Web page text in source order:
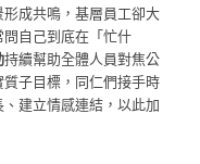
成共鳴，基層員工卻大
自己到底在「忙什
持續幫助全體人員對焦公
子目標，同仁們接手時
建立情感連結，以此加